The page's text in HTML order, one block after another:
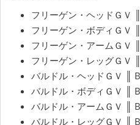
フリーゲン・ヘッドＧＶ
フリーゲン・ボディＧＶ
フリーゲン・アームＧＶ
フリーゲン・レッグＧＶ
バルドル・ヘッドＧＶ ║
バルドル・ボディＧＶ ║
バルドル・アームＧＶ ║
バルドル・レッグＧＶ ║